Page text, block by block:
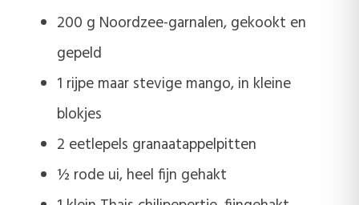
200 g Noordzee-garnalen, gekookt en
gepeld
1 rijpe maar stevige mango, in kleine
blokjes
2 eetlepels granaatappelpitten
½ rode ui, heel fijn gehakt